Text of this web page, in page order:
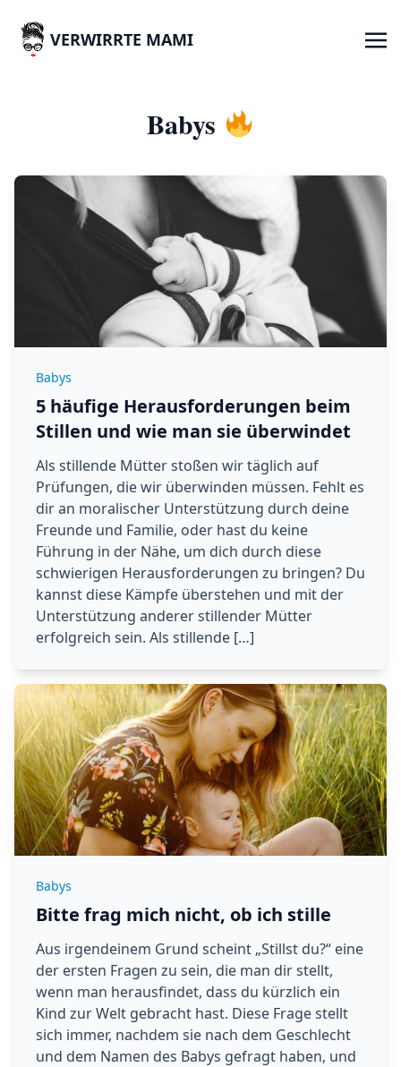
VERWIRRTE MAMI
Babys
Babys
5 häufige Herausforderungen beim
Stillen und wie man sie überwindet
Als stillende Mütter stoßen wir täglich auf
Prüfungen, die wir überwinden müssen. Fehlt es
dir an moralischer Unterstützung durch deine
Freunde und Familie, oder hast du keine
Führung in der Nähe, um dich durch diese
schwierigen Herausforderungen zu bringen? Du
kannst diese Kämpfe überstehen und mit der
Unterstützung anderer stillender Mütter
erfolgreich sein. Als stillende […]
Babys
Bitte frag mich nicht, ob ich stille
Aus irgendeinem Grund scheint „Stillst du?“ eine
der ersten Fragen zu sein, die man dir stellt,
wenn man herausfindet, dass du kürzlich ein
Kind zur Welt gebracht hast. Diese Frage stellt
sich immer, nachdem sie nach dem Geschlecht
und dem Namen des Babys gefragt haben, und